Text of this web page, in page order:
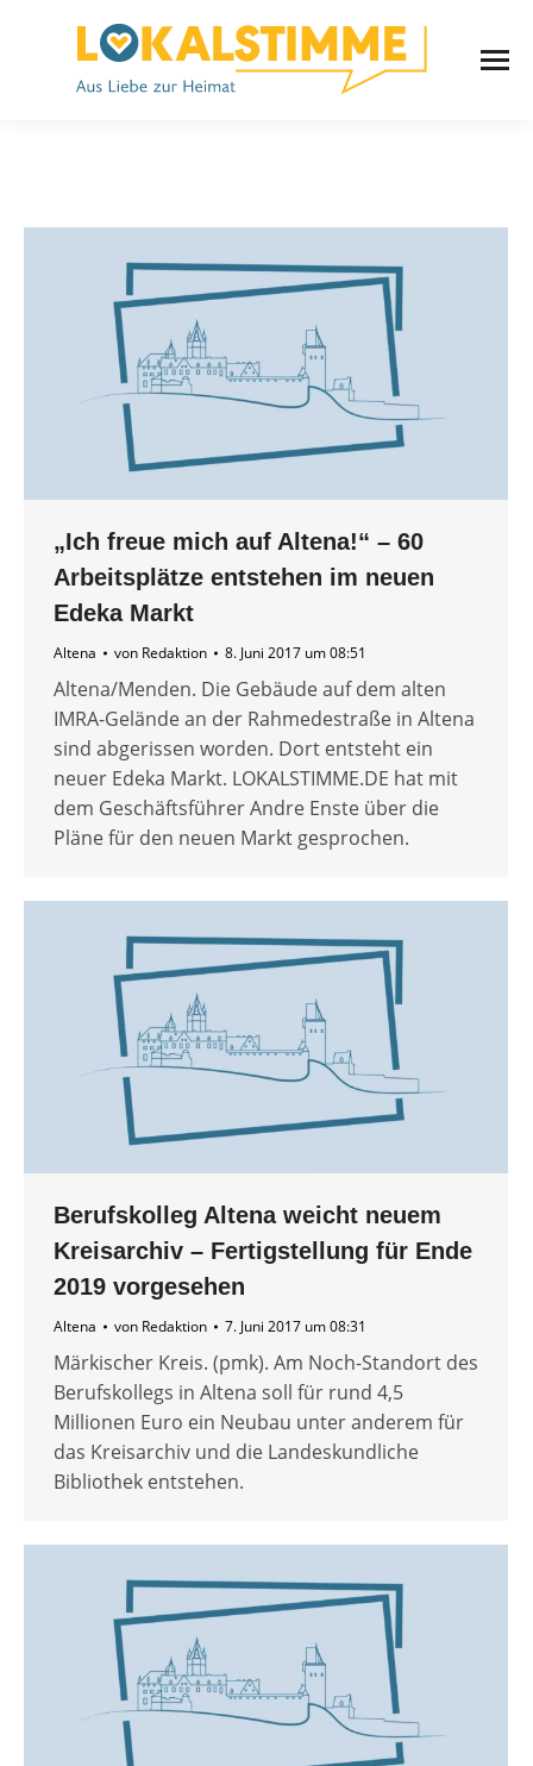
„Ich freue mich auf Altena!“ – 60
Arbeitsplätze entstehen im neuen
Edeka Markt
Altena von Redaktion 8. Juni 2017 um 08:51
Altena/Menden. Die Gebäude auf dem alten
IMRA-Gelände an der Rahmedestraße in Altena
sind abgerissen worden. Dort entsteht ein
neuer Edeka Markt. LOKALSTIMME.DE hat mit
dem Geschäftsführer Andre Enste über die
Pläne für den neuen Markt gesprochen.
Berufskolleg Altena weicht neuem
Kreisarchiv – Fertigstellung für Ende
2019 vorgesehen
Altena von Redaktion 7. Juni 2017 um 08:31
Märkischer Kreis. (pmk). Am Noch-Standort des
Berufskollegs in Altena soll für rund 4,5
Millionen Euro ein Neubau unter anderem für
das Kreisarchiv und die Landeskundliche
Bibliothek entstehen.